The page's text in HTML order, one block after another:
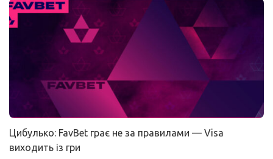
Цибулько: FavBet грає не за правилами — Visa
виходить із гри